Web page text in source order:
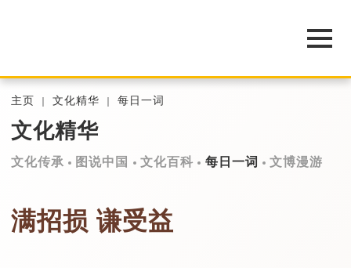
主页 文化精华 每日一词
文化精华
文化传承 图说中国 文化百科 每日一词 文博漫游
满招损 谦受益